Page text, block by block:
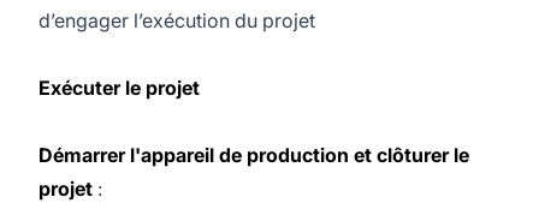
d’engager l’exécution du projet
Exécuter le projet
Démarrer l'appareil de production et clôturer le
projet :